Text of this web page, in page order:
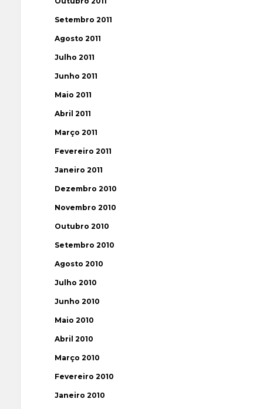
Setembro 2011
Agosto 2011
Julho 2011
Junho 2011
Maio 2011
Abril 2011
Março 2011
Fevereiro 2011
Janeiro 2011
Dezembro 2010
Novembro 2010
Outubro 2010
Setembro 2010
Agosto 2010
Julho 2010
Junho 2010
Maio 2010
Abril 2010
Março 2010
Fevereiro 2010
Janeiro 2010